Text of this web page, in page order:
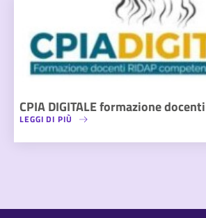
CPIA DIGITALE formazione docenti
LEGGI DI PIÙ